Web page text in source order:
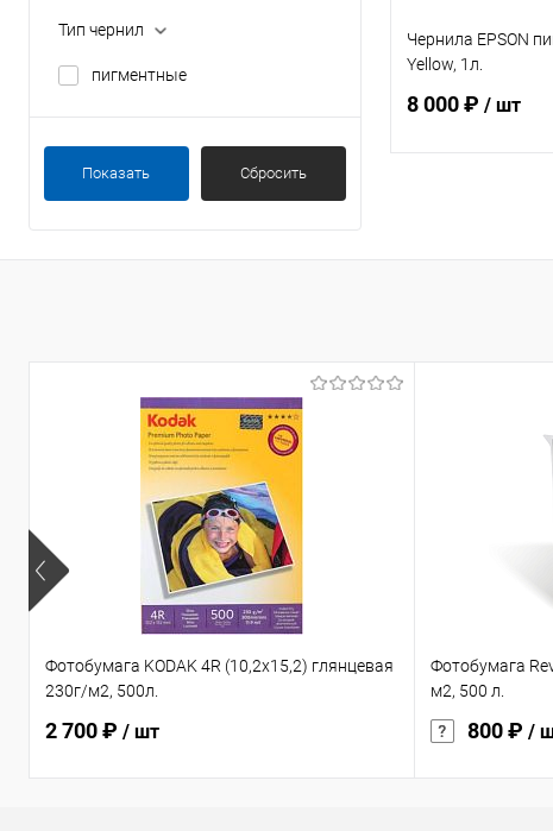
Тип чернил
пигментные
Показать Сбросить
Чернила EPSON
Yellow, 1л.
8 000 ₽ / шт
Купить в 1 клик
Фотобумага KODAK 4R (10,2х15,2) глянцевая
230г/м2, 500л.
2 700 ₽ / шт
Фотобумага
м2, 500 л.
800 ₽ /